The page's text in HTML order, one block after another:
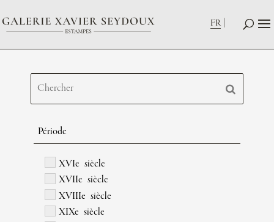
FR
Période
XVIe siècle
XVIIe siècle
XVIIIe siècle
XIXe siècle